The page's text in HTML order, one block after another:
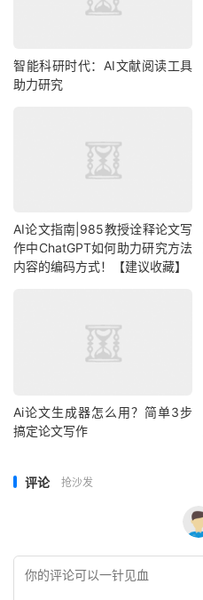
智能科研时代：AI文献阅读工具
助力研究
AI论文指南|985教授诠释论文写
作中ChatGPT如何助力研究方法
内容的编码方式！【建议收藏】
Ai论文生成器怎么用？简单3步
搞定论文写作
评论 抢沙发